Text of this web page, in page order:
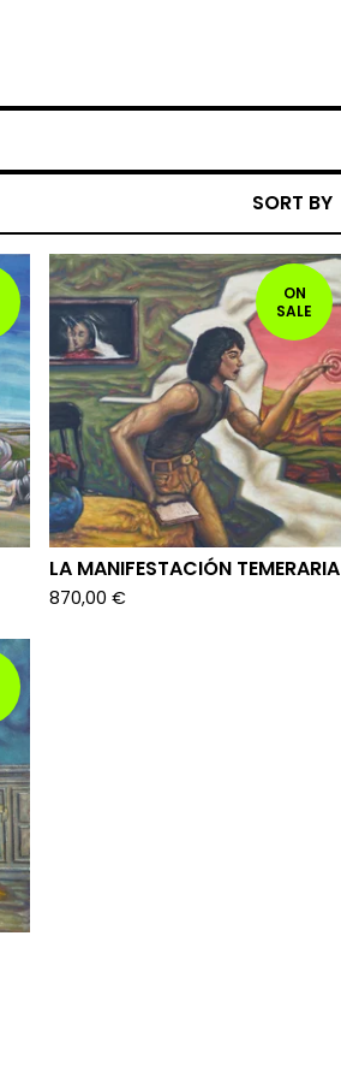
SORT BY
ON
SALE
LA MANIFESTACIÓN TEMERARIA
870,00 €